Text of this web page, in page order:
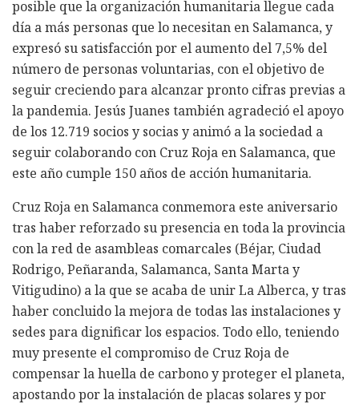
posible que la organización humanitaria llegue cada
día a más personas que lo necesitan en Salamanca, y
expresó su satisfacción por el aumento del 7,5% del
número de personas voluntarias, con el objetivo de
seguir creciendo para alcanzar pronto cifras previas a
la pandemia. Jesús Juanes también agradeció el apoyo
de los 12.719 socios y socias y animó a la sociedad a
seguir colaborando con Cruz Roja en Salamanca, que
este año cumple 150 años de acción humanitaria.
Cruz Roja en Salamanca conmemora este aniversario
tras haber reforzado su presencia en toda la provincia
con la red de asambleas comarcales (Béjar, Ciudad
Rodrigo, Peñaranda, Salamanca, Santa Marta y
Vitigudino) a la que se acaba de unir La Alberca, y tras
haber concluido la mejora de todas las instalaciones y
sedes para dignificar los espacios. Todo ello, teniendo
muy presente el compromiso de Cruz Roja de
compensar la huella de carbono y proteger el planeta,
apostando por la instalación de placas solares y por